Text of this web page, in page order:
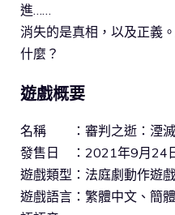
進……
消失的是真相，以及正義
什麼？
遊戲概要
名稱 ：審判之逝：湮滅
發售日 ：2021年9月24
遊戲類型：法庭劇動作遊戲
遊戲語言：繁體中文、簡